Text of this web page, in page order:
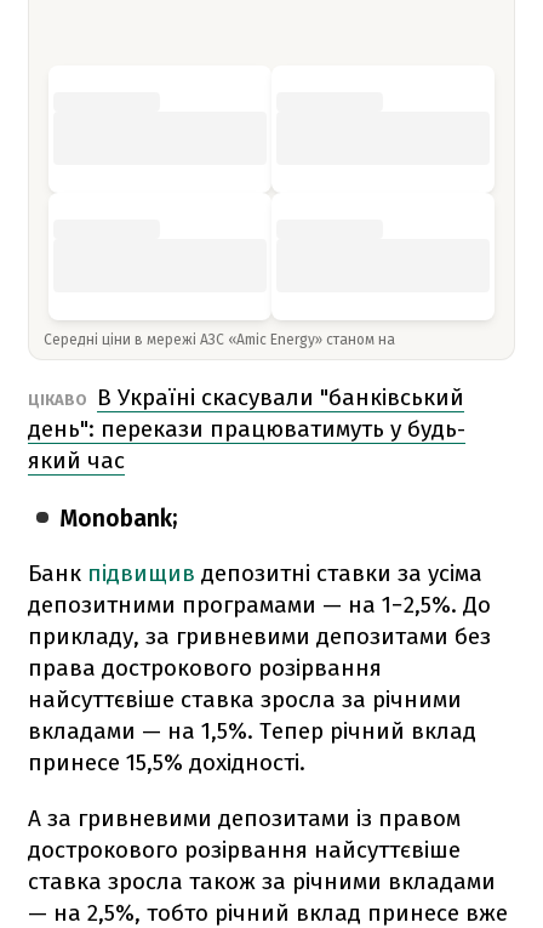
Середні ціни в мережі АЗС «Amic Energy» станом на
ЦІКАВО
В Україні скасували "банківський
день": перекази працюватимуть у будь-
який час
Monobank;
Банк підвищив депозитні ставки за усіма
депозитними програмами — на 1−2,5%. До
прикладу, за гривневими депозитами без
права дострокового розірвання
найсуттєвіше ставка зросла за річними
вкладами — на 1,5%. Тепер річний вклад
принесе 15,5% дохідності.
А за гривневими депозитами із правом
дострокового розірвання найсуттєвіше
ставка зросла також за річними вкладами
— на 2,5%, тобто річний вклад принесе вже